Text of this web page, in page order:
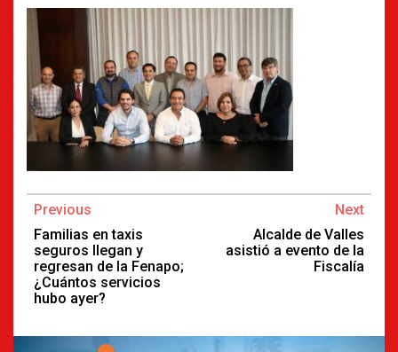
Continue
Reading
Previous
Familias en taxis
seguros llegan y
regresan de la Fenapo;
¿Cuántos servicios
hubo ayer?
Next
Alcalde de Valles
asistió a evento de la
Fiscalía